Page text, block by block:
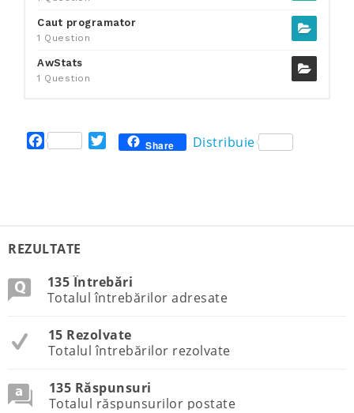
Caut programator
1 Question
AwStats
1 Question
F
o
Share Distribuie
REZULTATE
135 Întrebări
Totalul întrebărilor adresate
15 Rezolvate
Totalul întrebărilor rezolvate
135 Răspunsuri
Totalul răspunsurilor postate